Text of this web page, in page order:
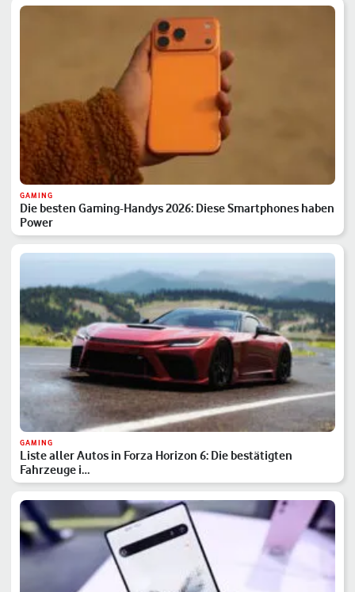
GAMING
Die besten Gaming-Handys 2026: Diese Smartphones haben
Power
GAMING
Liste aller Autos in Forza Horizon 6: Die bestätigten
Fahrzeuge i…